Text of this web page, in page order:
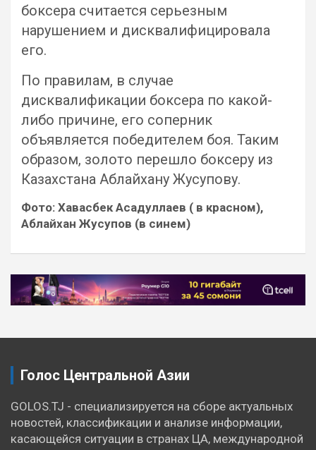
боксера считается серьезным
нарушением и дисквалифицировала
его.
По правилам, в случае
дисквалификации боксера по какой-
либо причине, его соперник
объявляется победителем боя. Таким
образом, золото перешло боксеру из
Казахстана Аблайхану Жусупову.
Фото: Хавасбек Асадуллаев ( в красном),
Аблайхан Жусупов (в синем)
Навигация
по
Голос Центральной Азии
GOLOS.TJ - специализируется на сборе актуальных
новостей, классификации и анализе информации,
касающейся ситуации в странах ЦА, международной